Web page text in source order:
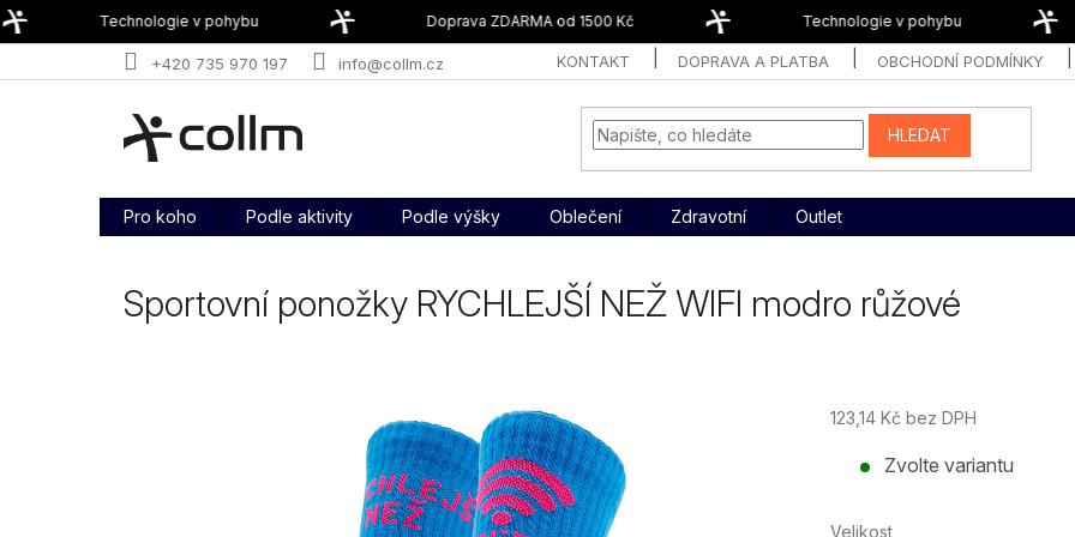
Přejít
na
Technologie v pohybu Doprava ZDARMA od 1500 Kč Technologie v pohybu
+420 735 970 197 info@collm.cz KONTAKT DOPRAVA A PLATBA OBCHODNÍ PODMÍNKY
HLEDAT
Pro koho Podle aktivity Podle výšky Oblečení Zdravotní Outlet
Sportovní ponožky RYCHLEJŠÍ NEŽ WIFI modro růžové
123,14 Kč bez DPH
cena:
Zvolte variantu
Velikost